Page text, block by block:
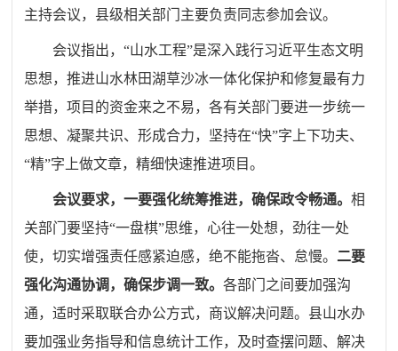
主持会议，县级相关部门主要负责同志参加会议。
会议指出，“山水工程”是深入践行习近平生态文明
思想，推进山水林田湖草沙冰一体化保护和修复最有力
举措，项目的资金来之不易，各有关部门要进一步统一
思想、凝聚共识、形成合力，坚持在“快”字上下功夫、
“精”字上做文章，精细快速推进项目。
会议要求，一要强化统筹推进，确保政令畅通。相
关部门要坚持“一盘棋”思维，心往一处想，劲往一处
使，切实增强责任感紧迫感，绝不能拖沓、怠慢。 二要
强化沟通协调，确保步调一致。各部门之间要加强沟
通，适时采取联合办公方式，商议解决问题。县山水办
要加强业务指导和信息统计工作，及时查摆问题、解决